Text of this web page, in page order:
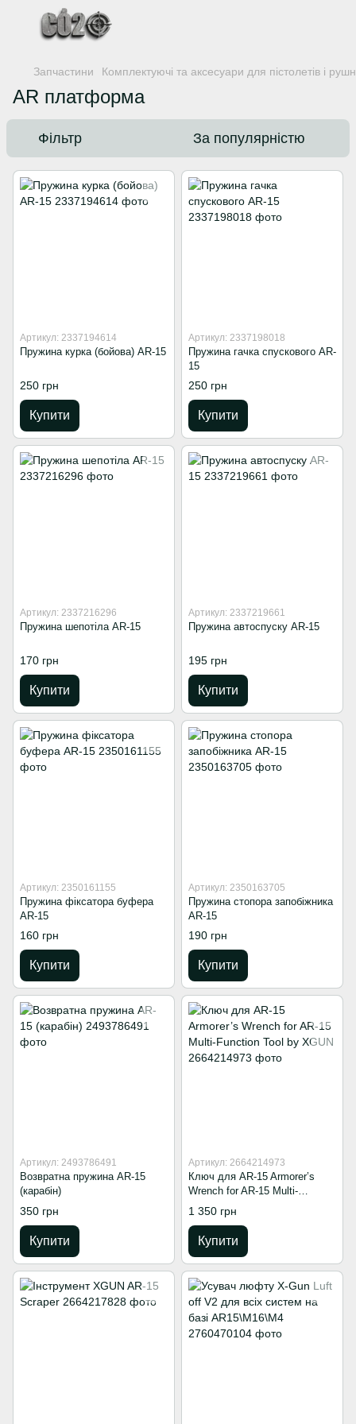
Запчастини Комплектуючі та аксесуари для пістолетів і
AR платформа
Фільтр За популярністю
Артикул: 2337194614
Пружина курка (бойова) AR-15
250 грн
Купити
Артикул: 2337198018
Пружина гачка спускового AR-
15
250 грн
Купити
Артикул: 2337216296
Пружина шепотіла AR-15
170 грн
Купити
Артикул: 2337219661
Пружина автоспуску AR-15
195 грн
Купити
Артикул: 2350161155
Пружина фіксатора буфера
AR-15
160 грн
Купити
Артикул: 2350163705
Пружина стопора запобіжника
AR-15
190 грн
Купити
Артикул: 2493786491
Возвратна пружина AR-15
(карабін)
350 грн
Купити
Артикул: 2664214973
Ключ для AR-15 Armorer’s
Wrench for AR-15 Multi-
Function Tool by XGUN
1 350 грн
Купити